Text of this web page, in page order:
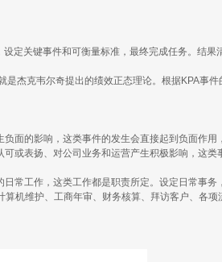
定关键事件和可衡量标准，最终完成任务。结
杰克韦尔奇提出的绩效正态理论。根据KPA事
面的影响，这类事件的发生会直接起到负面作用
或表扬、对公司业务和运营产生积极影响，这
常工作，这类工作都是职责所定。设定日常事
机维护、工商年审、财务核算、拜访客户、各项